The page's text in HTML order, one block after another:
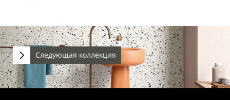
Следующая коллекция